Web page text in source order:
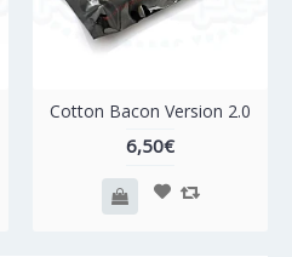
Cotton Bacon Version 2.0
6,50€